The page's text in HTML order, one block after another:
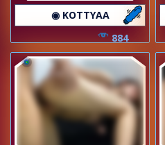
◉ KOTTYAA
884